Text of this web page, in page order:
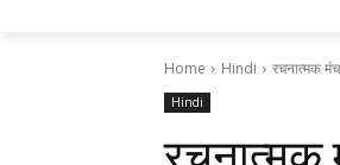
Home Hindi रचनात्मक मंच
Hindi